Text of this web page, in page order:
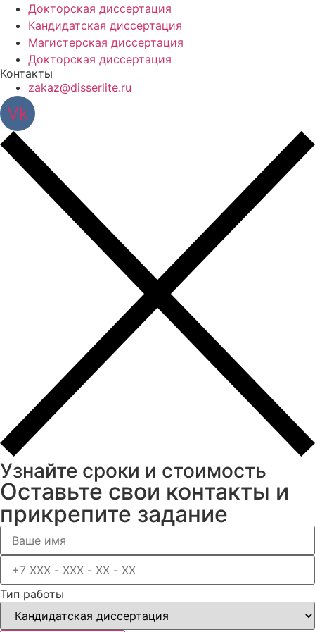
Докторская диссертация
Кандидатская диссертация
Магистерская диссертация
Докторская диссертация
Контакты
zakaz@disserlite.ru
Vk
Узнайте сроки и стоимость
Оставьте свои контакты и
прикрепите задание
Тип работы